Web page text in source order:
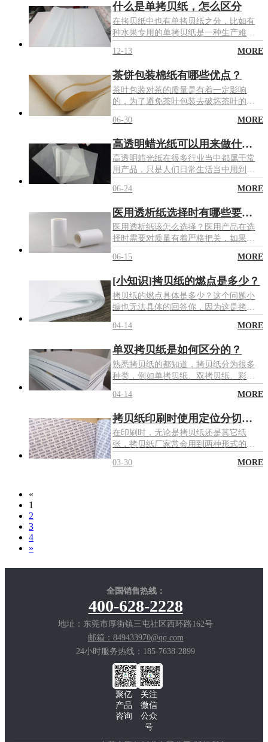
大家的喜爱。
什么是单拷贝纸，怎么区分
在拷贝纸中也有单拷贝纸之分，比如有
种水果专用的单拷贝纸是一种生产难度
贝纸有着自身的技术特性，如较高的物
12-13 MORE
茶饼包装棉纸有哪些优点？
茶叶包装对茶的质量是有着一定影响
的，为了避免茶叶包装去破坏茶叶的质
量得用专用的茶饼包装棉纸来进行操
作，茶饼包装棉纸就是市场当中的常用
06-30 MORE
高透明蜡光纸可以用来做什么？
高透明蜡光纸在很多行业当中都属于常
用产品，只是人们日常生活当中用到的
不多才没有关注，下面就来给大家说说
高透明蜡光纸都能用来做什么吧。
06-24 MORE
医用透析纸选择时有哪些要求？
医用透析纸该怎么选择？医用产品在选
择时需要对质量有着严格把关，如果在
烦问题，下面就是医用透析纸在选择时
06-15 MORE
[小知识]拷贝纸的燃点是多少？
拷贝纸的燃点具体是多少？这个问题小
编也无法具体的回答你，因为这是拷贝
一篇文章，但是没关系，小编也是做了
大家分析一下拷贝纸的燃点是多少?
04-14 MORE
单双拷贝纸是如何区分的？
熟悉拷贝纸的都知道，拷贝纸分为很多
种类，例如单拷贝纸、双拷贝纸、彩色
拷贝纸等，那么这些种类都是如何区分
的呢，彩色拷贝纸就显而易见了，非常
着重说说这其中的“单和双”是如何区分
的。
04-14 MORE
拷贝纸印刷时使用定位分切有什么作用？
在印刷时，无论是拷贝纸还是其它纸
张，拷贝纸厂家常会用到两种形式的排
方法了，那么这两种方法进行拷贝纸印
03-30 MORE
«
1
2
3
4
»
全国销售热线：
400-628-2228
地址：东莞市厚街镇三屯社区西环路162号
邮箱：849433970@qq.com
24小时服务热线：185-7638-2899
聚亿
产品
咨询
关注
微信
公众
号